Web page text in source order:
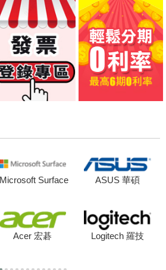
Microsoft Surface ASUS 華碩
Acer 宏碁 Logitech 羅技